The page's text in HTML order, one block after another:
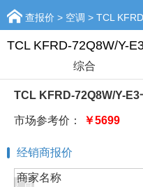
查报价 > 空调 > TCL
TCL KFRD-72Q8W/Y-
综合
TCL KFRD-72Q8W/Y-E3
市场参考价： ￥5699
经销商报价
商家名称